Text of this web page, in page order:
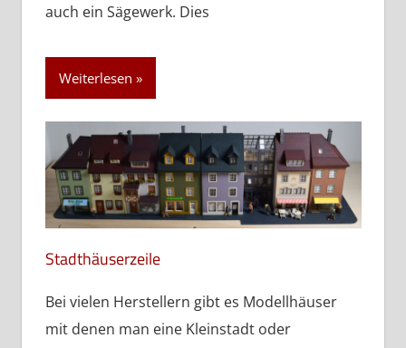
auch ein Sägewerk. Dies
Weiterlesen
Stadthäuserzeile
Bei vielen Herstellern gibt es Modellhäuser
mit denen man eine Kleinstadt oder